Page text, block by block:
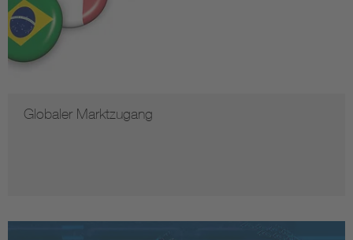
Globaler Marktzugang